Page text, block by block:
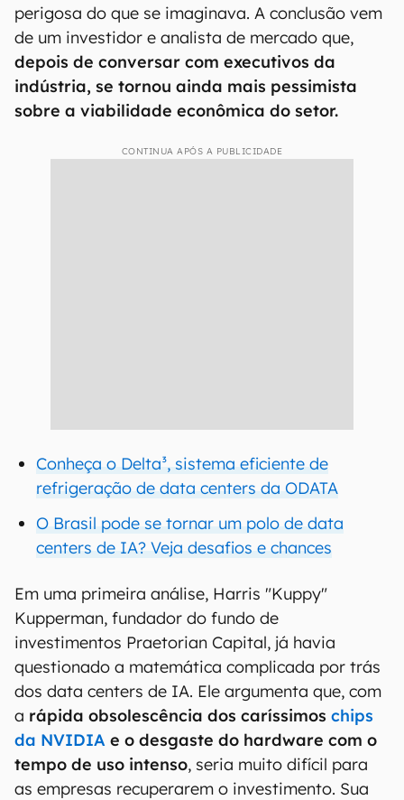
perigosa do que se imaginava. A conclusão vem
de um investidor e analista de mercado que,
depois de conversar com executivos da
indústria, se tornou ainda mais pessimista
sobre a viabilidade econômica do setor.
CONTINUA APÓS A PUBLICIDADE
Conheça o Delta³, sistema eficiente de
refrigeração de data centers da ODATA
O Brasil pode se tornar um polo de data
centers de IA? Veja desafios e chances
Em uma primeira análise, Harris "Kuppy"
Kupperman, fundador do fundo de
investimentos Praetorian Capital, já havia
questionado a matemática complicada por trás
dos data centers de IA. Ele argumenta que, com
a rápida obsolescência dos caríssimos chips
da NVIDIA e o desgaste do hardware com o
tempo de uso intenso, seria muito difícil para
as empresas recuperarem o investimento. Sua